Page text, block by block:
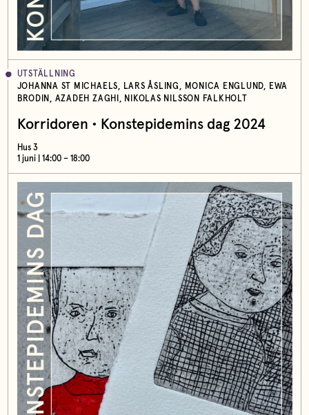
UTSTÄLLNING
JOHANNA ST MICHAELS, LARS ÅSLING, MONICA ENGLUND, EWA
BRODIN, AZADEH ZAGHI, NIKOLAS NILSSON FALKHOLT
Korridoren • Konstepidemins dag 2024
Hus 3
1 juni | 14:00 – 18:00